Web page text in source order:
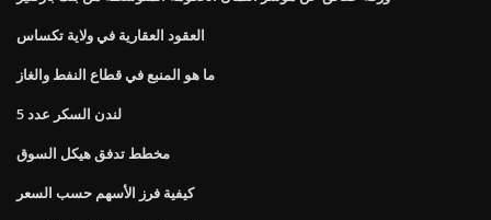
العقود العقارية في ولاية تكساس
ما هو المنبع في قطاع النفط والغاز
لندن السكر عدد 5
مخطط تدفق هيكل السوق
كيفية فرز الأسهم حسب السعر